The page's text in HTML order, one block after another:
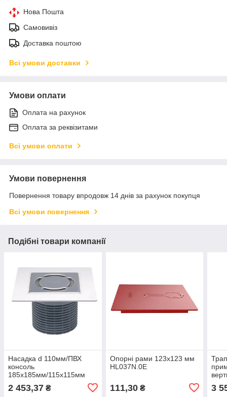
Нова Пошта
Самовивіз
Доставка поштою
Всі умови доставки
Умови оплати
Оплата на рахунок
Оплата за реквізитами
Всі умови оплати
Умови повернення
Повернення товару впродовж 14 днів за рахунок покупця
Всі умови повернення
Подібні товари компанії
Насадка d 110мм/ПВХ
консоль
185х185мм/115х115мм
2 453,37 ₴
Опорні рами 123х123 мм
HL037N.0E
111,30₴ 3